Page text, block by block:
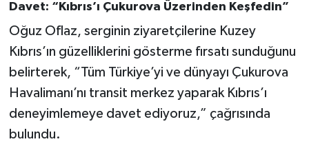
Davet: “Kıbrıs’ı Çukurova Üzerinden Keşfedin”
Oğuz Oflaz, serginin ziyaretçilerine Kuzey
Kıbrıs’ın güzelliklerini gösterme fırsatı sunduğunu
belirterek, “Tüm Türkiye’yi ve dünyayı Çukurova
Havalimanı’nı transit merkez yaparak Kıbrıs’ı
deneyimlemeye davet ediyoruz,” çağrısında
bulundu.